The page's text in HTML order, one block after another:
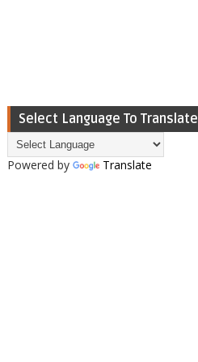
Select Language To Translate
Powered by Translate